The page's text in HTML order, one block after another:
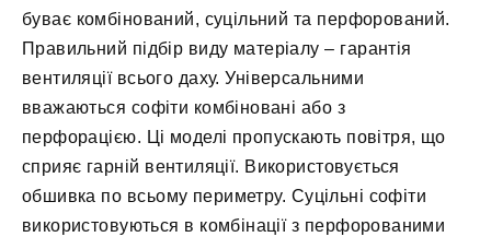
буває комбінований, суцільний та перфорований.
Правильний підбір виду матеріалу – гарантія
вентиляції всього даху. Універсальними
вважаються софіти комбіновані або з
перфорацією. Ці моделі пропускають повітря, що
сприяє гарній вентиляції. Використовується
обшивка по всьому периметру. Суцільні софіти
використовуються в комбінації з перфорованими